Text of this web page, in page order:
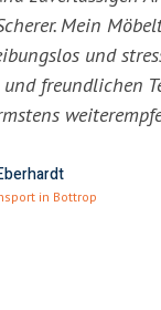
Mein
und
freundlichen
in Bottrop